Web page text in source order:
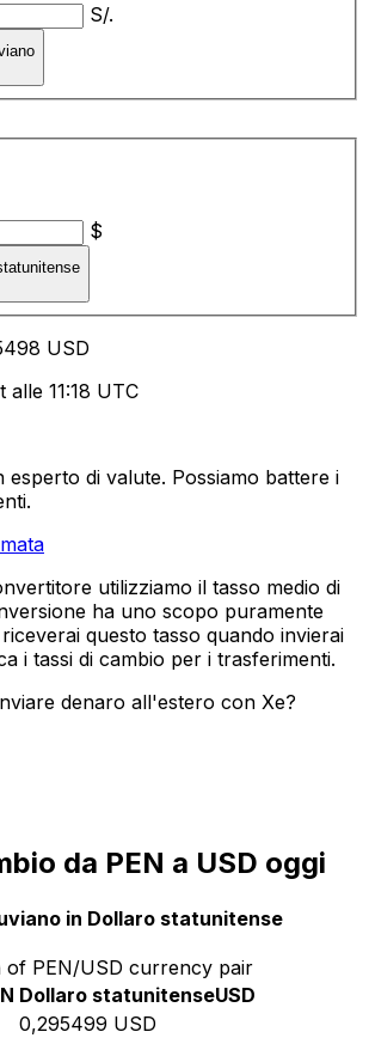
S/.
$
USD
alle 11:18 UTC
esperto di valute. Possiamo battere i
utilizziamo il tasso medio di
ha uno scopo puramente
questo tasso quando invierai
i tassi di cambio per i trasferimenti.
denaro all'estero con Xe?
da PEN a USD oggi
in Dollaro statunitense
of PEN/USD currency pair
Dollaro statunitenseUSD
0,295499 USD